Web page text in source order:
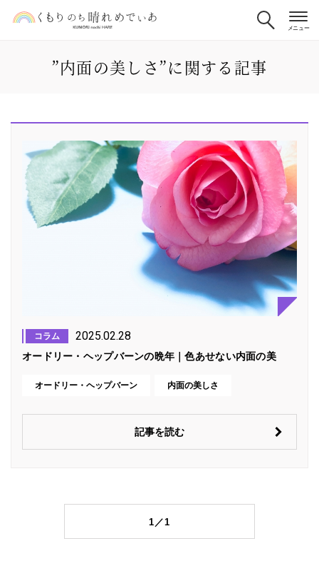
”内面の美しさ”に関する記事
コラム 2025.02.28
オードリー・ヘップバーンの晩年｜色あせない内面の美
オードリー・ヘップバーン 内面の美しさ
記事を読む
1／1